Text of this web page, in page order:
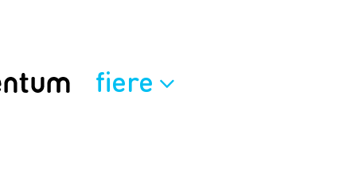
fiere